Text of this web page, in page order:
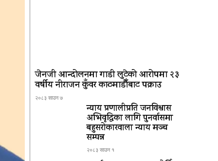
जेनजी आन्दोलनमा गाडी लुटेको आरोपमा २३
वर्षीय नीराजन कुँवर काठमाडौँबाट पक्राउ
२०८३ साउन ७
न्याय प्रणालीप्रति जनविश्वास
अभिवृद्धिका लागि पुनर्वासमा
बहुसरोकारवाला न्याय मञ्च
सम्पन्न
२०८३ साउन १